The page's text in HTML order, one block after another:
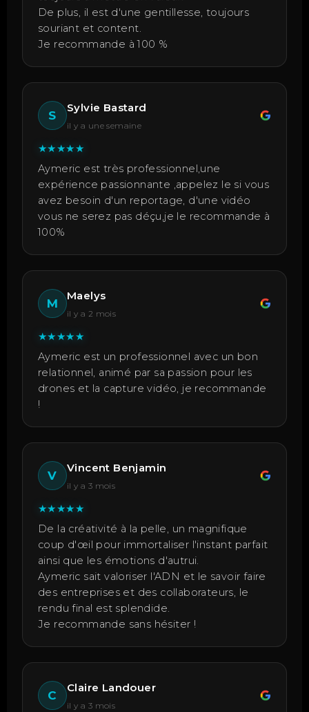
De plus, il est d'une gentillesse, toujours
souriant et content.
Je recommande à 100 %
S
Sylvie Bastard
il y a une semaine
★★★★★
Aymeric est très professionnel,une
expérience passionnante ,appelez le si vous
avez besoin d'un reportage, d'une vidéo
vous ne serez pas déçu,je le recommande à
100%
M
Maelys
il y a 2 mois
★★★★★
Aymeric est un professionnel avec un bon
relationnel, animé par sa passion pour les
drones et la capture vidéo, je recommande
!
V
Vincent Benjamin
il y a 3 mois
★★★★★
De la créativité à la pelle, un magnifique
coup d'œil pour immortaliser l'instant parfait
ainsi que les émotions d'autrui.
Aymeric sait valoriser l'ADN et le savoir faire
des entreprises et des collaborateurs, le
rendu final est splendide.
Je recommande sans hésiter !
C
Claire Landouer
il y a 3 mois